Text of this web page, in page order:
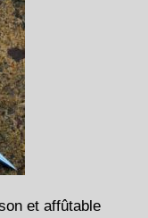
et affûtable